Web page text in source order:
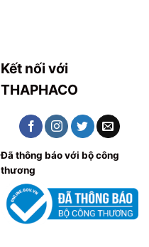
Kết nối với
THAPHACO
Đã thông báo với bộ công
thương